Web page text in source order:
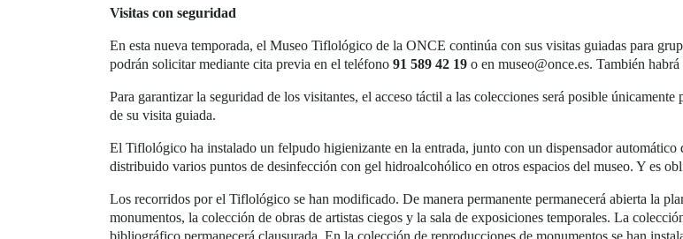
Visitas con seguridad
En esta nueva temporada, el Museo Tiflológico de la ONCE continúa con sus visitas guiadas para
podrán solicitar mediante cita previa en el teléfono 91 589 42 19 o en museo@once.es. También
Para garantizar la seguridad de los visitantes, el acceso táctil a las colecciones será posible
de su visita guiada.
El Tiflológico ha instalado un felpudo higienizante en la entrada, junto con un dispensador
distribuido varios puntos de desinfección con gel hidroalcohólico en otros espacios del museo. Y es
Los recorridos por el Tiflológico se han modificado. De manera permanente permanecerá abierta la
monumentos, la colección de obras de artistas ciegos y la sala de exposiciones temporales. La
bibliográfico permanecerá clausurada. En la colección de reproducciones de monumentos se han